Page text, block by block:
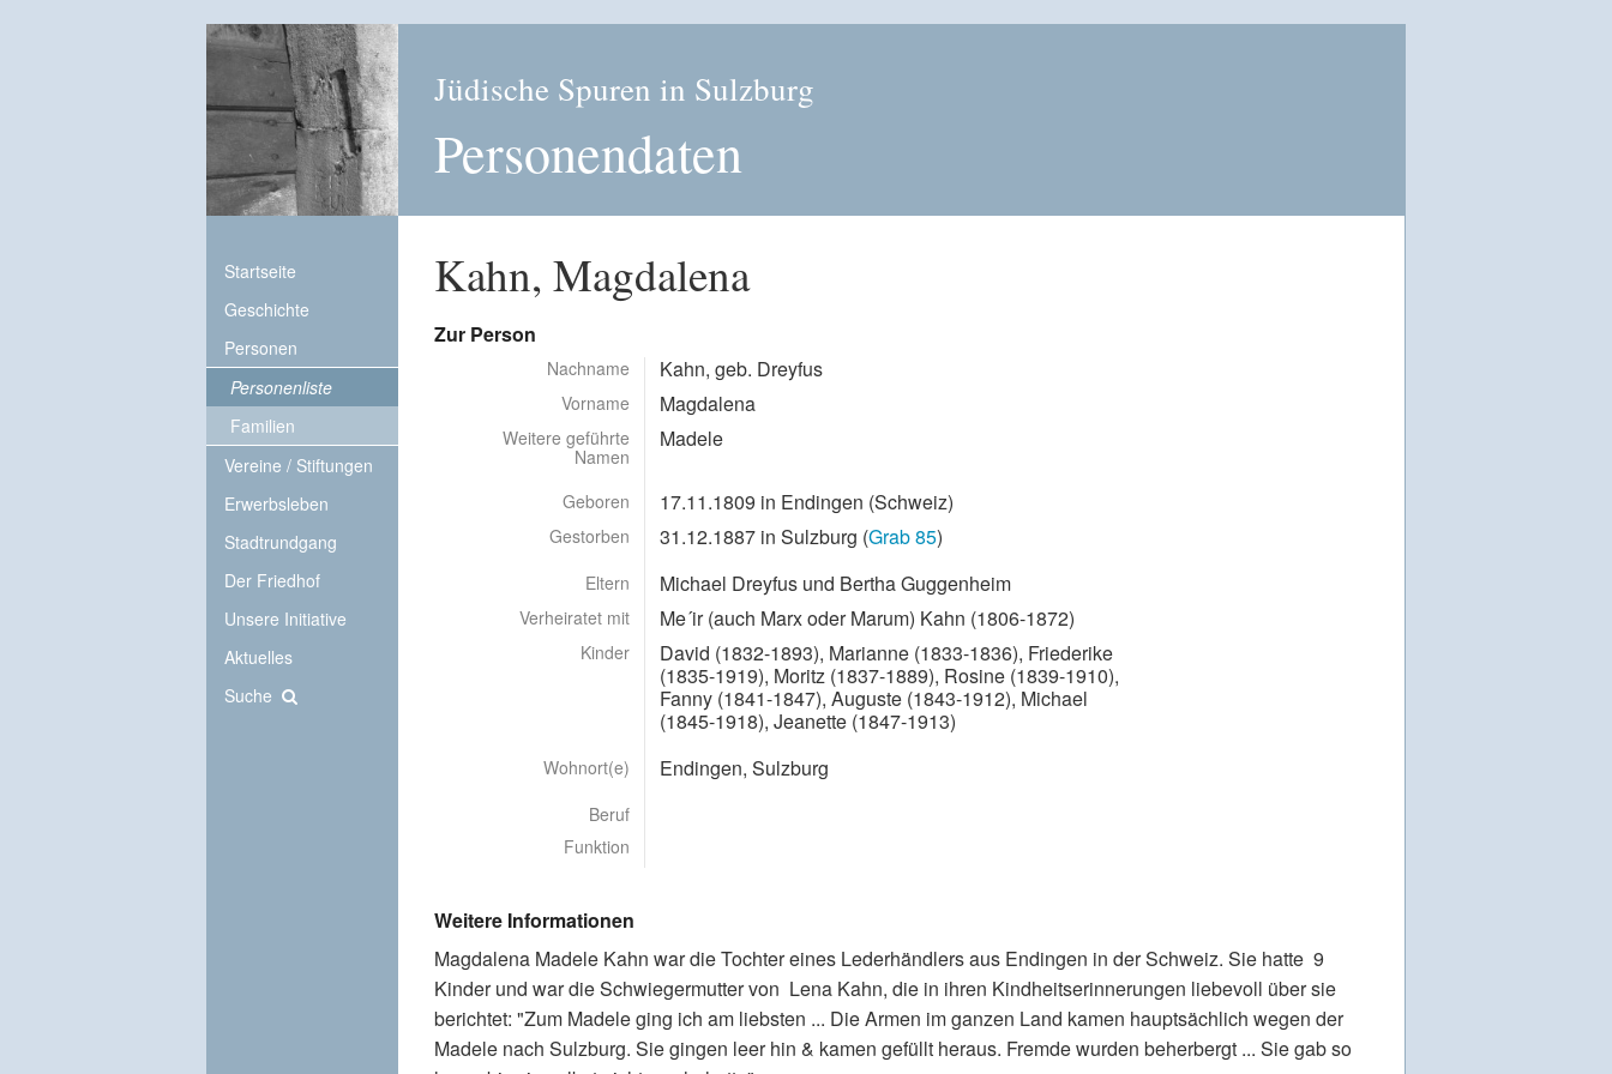
Jüdische Spuren in Sulzburg
Personendaten
Startseite
Geschichte
Personen
Personenliste
Familien
Vereine / Stiftungen
Erwerbsleben
Stadtrundgang
Der Friedhof
Unsere Initiative
Aktuelles
Suche
Kahn, Magdalena
Zur Person
Nachname Kahn, geb. Dreyfus
Vorname Magdalena
Weitere geführte
Namen
Madele
Geboren 17.11.1809 in Endingen (Schweiz)
Gestorben 31.12.1887 in Sulzburg (Grab 85)
Eltern Michael Dreyfus und Bertha Guggenheim
Verheiratet mit Me´ir (auch Marx oder Marum) Kahn (1806-1872)
Kinder
David (1832-1893), Marianne (1833-1836), Friederike
(1835-1919), Moritz (1837-1889), Rosine (1839-1910),
Fanny (1841-1847), Auguste (1843-1912), Michael
(1845-1918), Jeanette (1847-1913)
Wohnort(e) Endingen, Sulzburg
Beruf
Funktion
Weitere Informationen
Magdalena Madele Kahn war die Tochter eines Lederhändlers aus Endingen in der Schweiz. Sie hatte 9
Kinder und war die Schwiegermutter von Lena Kahn, die in ihren Kindheitserinnerungen liebevoll über sie
berichtet: "Zum Madele ging ich am liebsten ... Die Armen im ganzen Land kamen hauptsächlich wegen der
Madele nach Sulzburg. Sie gingen leer hin & kamen gefüllt heraus. Fremde wurden beherbergt ... Sie gab so